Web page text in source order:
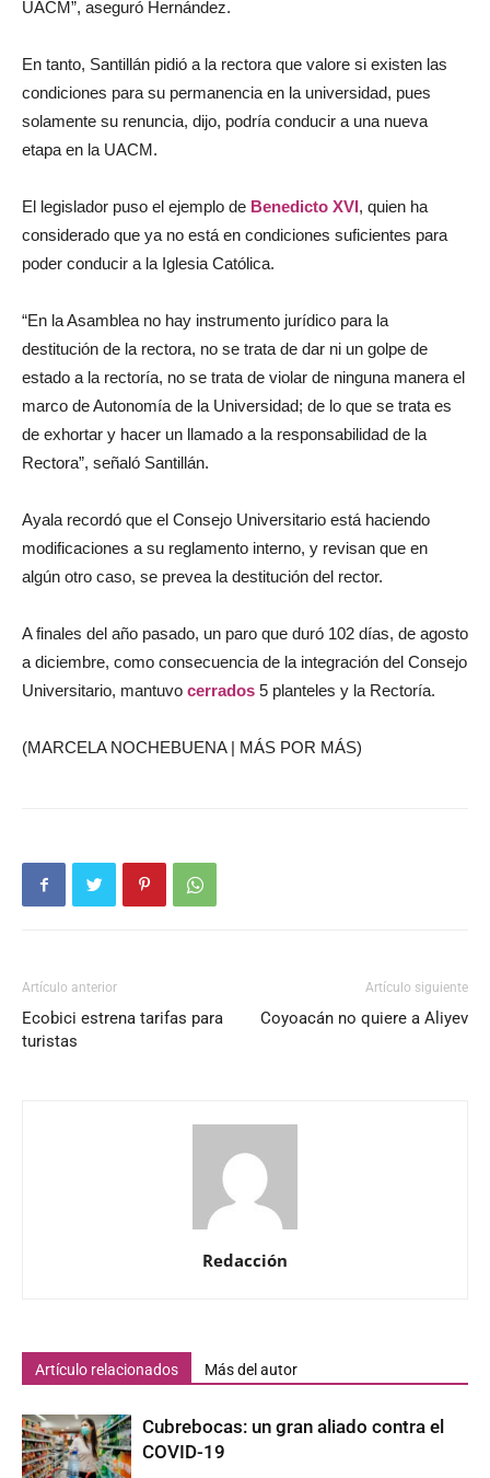
UACM”, aseguró Hernández.
En tanto, Santillán pidió a la rectora que valore si existen las
condiciones para su permanencia en la universidad, pues
solamente su renuncia, dijo, podría conducir a una nueva
etapa en la UACM.
El legislador puso el ejemplo de Benedicto XVI, quien ha
considerado que ya no está en condiciones suficientes para
poder conducir a la Iglesia Católica.
“En la Asamblea no hay instrumento jurídico para la
destitución de la rectora, no se trata de dar ni un golpe de
estado a la rectoría, no se trata de violar de ninguna manera el
marco de Autonomía de la Universidad; de lo que se trata es
de exhortar y hacer un llamado a la responsabilidad de la
Rectora”, señaló Santillán.
Ayala recordó que el Consejo Universitario está haciendo
modificaciones a su reglamento interno, y revisan que en
algún otro caso, se prevea la destitución del rector.
A finales del año pasado, un paro que duró 102 días, de agosto
a diciembre, como consecuencia de la integración del Consejo
Universitario, mantuvo cerrados 5 planteles y la Rectoría.
(MARCELA NOCHEBUENA | MÁS POR MÁS)
Artículo anterior
Ecobici estrena tarifas para
turistas
Artículo siguiente
Coyoacán no quiere a Aliyev
Redacción
Artículo relacionados Más del autor
Cubrebocas: un gran aliado contra el
COVID-19